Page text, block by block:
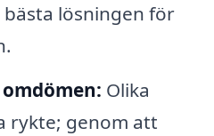
lösningen för
Olika
rykte; genom att